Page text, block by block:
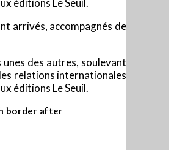
éditions Le Seuil.
arrivés, accompagnés de
des autres, soulevant
relations internationales
éditions Le Seuil.
border after